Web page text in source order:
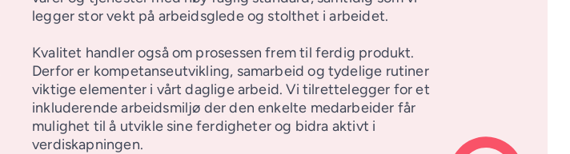
legger stor vekt på arbeidsglede og stolthet i arbeidet.
Kvalitet handler også om prosessen frem til ferdig produkt.
Derfor er kompetanseutvikling, samarbeid og tydelige rutiner
viktige elementer i vårt daglige arbeid. Vi tilrettelegger for et
inkluderende arbeidsmiljø der den enkelte medarbeider får
mulighet til å utvikle sine ferdigheter og bidra aktivt i
verdiskapningen.